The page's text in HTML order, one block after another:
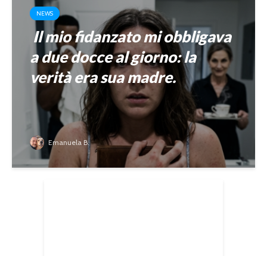
NEWS
Il mio fidanzato mi obbligava
a due docce al giorno: la
verità era sua madre.
Emanuela B.